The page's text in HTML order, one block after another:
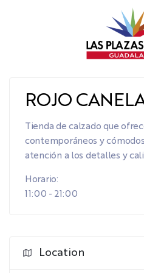
ROJO
Tienda de calzado que
contemporáneos y
atención a los detalles y
Horario:
11:00 - 21:00
Location